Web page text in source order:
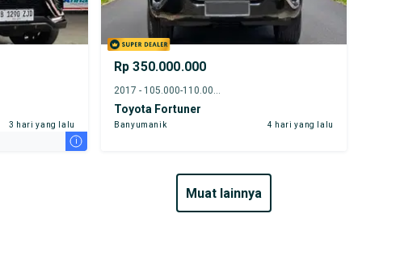
3 hari yang lalu
i
Rp 350.000.000
2017 - 105.000-110.000 km
Toyota Fortuner
Banyumanik 4 hari yang lalu
muat lainnya